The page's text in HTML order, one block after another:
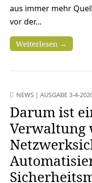
aus immer mehr
vor der…
Weiterlesen →
NEWS | AUSGABE 3-4-
Darum ist
Verwaltung